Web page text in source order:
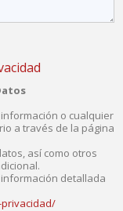
o cualquier
a través de la página
así como otros
detallada